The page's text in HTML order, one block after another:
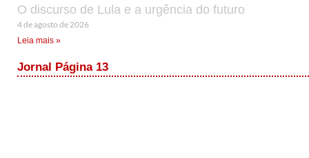
O discurso de Lula e a urgência do futuro
4 de agosto de 2026
Leia mais »
Jornal Página 13